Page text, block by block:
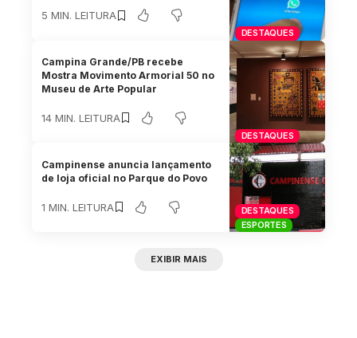
DESTAQUES
5 MIN. LEITURA
DESTAQUES
Campina Grande/PB recebe
Mostra Movimento Armorial 50 no
Museu de Arte Popular
14 MIN. LEITURA
DESTAQUES
ESPORTES
Campinense anuncia lançamento
de loja oficial no Parque do Povo
1 MIN. LEITURA
EXIBIR MAIS